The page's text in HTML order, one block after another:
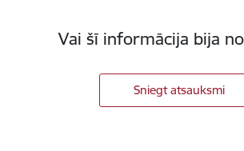
Vai šī informācija bija
Sniegt atsauksmi